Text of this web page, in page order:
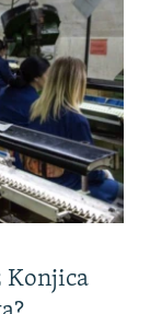
Konjica